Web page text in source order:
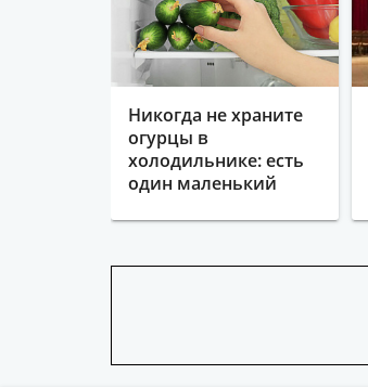
Никогда не храните
огурцы в
холодильнике: есть
один маленький